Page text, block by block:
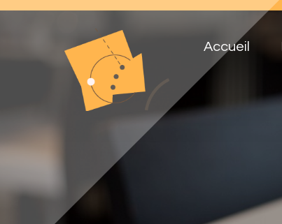
Accueil